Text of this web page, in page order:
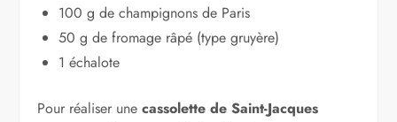
100 g de champignons de Paris
50 g de fromage râpé (type gruyère)
1 échalote
Pour réaliser unecassolette de Saint-Jacques